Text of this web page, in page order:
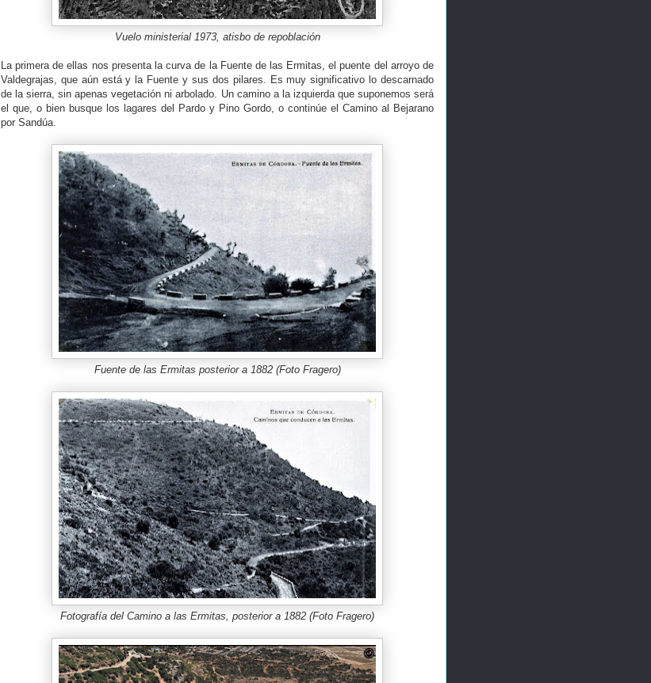
Vuelo ministerial 1973, atisbo de repoblación
La primera de ellas nos presenta la curva de la Fuente de las Ermitas, el puente del arroyo de
Valdegrajas, que aún está y la Fuente y sus dos pilares. Es muy significativo lo descarnado
de la sierra, sin apenas vegetación ni arbolado. Un camino a la izquierda que suponemos será
el que, o bien busque los lagares del Pardo y Pino Gordo, o continúe el Camino al Bejarano
por Sandúa.
Fuente de las Ermitas posterior a 1882 (Foto Fragero)
Fotografía del Camino a las Ermitas, posterior a 1882 (Foto Fragero)